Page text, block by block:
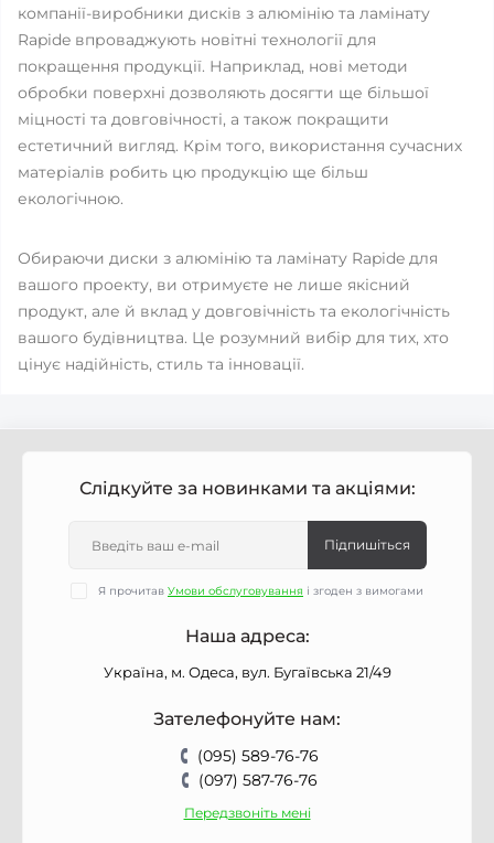
компанії-виробники дисків з алюмінію та ламінату
Rapide впроваджують новітні технології для
покращення продукції. Наприклад, нові методи
обробки поверхні дозволяють досягти ще більшої
міцності та довговічності, а також покращити
естетичний вигляд. Крім того, використання сучасних
матеріалів робить цю продукцію ще більш
екологічною.
Обираючи диски з алюмінію та ламінату Rapide для
вашого проекту, ви отримуєте не лише якісний
продукт, але й вклад у довговічність та екологічність
вашого будівництва. Це розумний вибір для тих, хто
цінує надійність, стиль та інновації.
Слідкуйте за новинками та акціями:
Підпишіться
Я прочитав Умови обслуговування і згоден з вимогами
Наша адреса:
Україна, м. Одеса, вул. Бугаївська 21/49
Зателефонуйте нам:
(095) 589-76-76
(097) 587-76-76
Передзвоніть мені